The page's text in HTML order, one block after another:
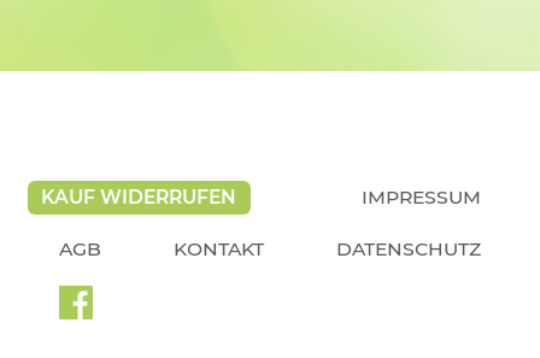
KAUF WIDERRUFEN IMPRESSUM
AGB KONTAKT DATENSCHUTZ